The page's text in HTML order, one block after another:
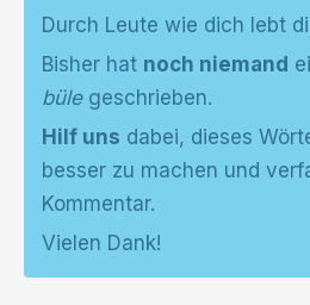
Durch Leute wie dich lebt
Bisher hat noch niemand
bülegeschrieben.
Hilf uns dabei, dieses
besser zu machen und
Kommentar.
Vielen Dank!